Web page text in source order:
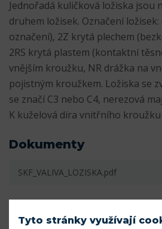
Jednořadá kuličková ložiska jsou
druhem ložisek. Označení
označení), 2Z krytá plechem
2RS krytá plastem (kontaktní
vnějším kroužku, NR drážka na
pojistným kroužkem. Ložiska se
se značí C3 nebo C4, nerezová
K kuželová díra vnitřního kroužku
Dokumenty
SKF_VALIVA_LOZISKA.pdf
Tyto stránky využívají